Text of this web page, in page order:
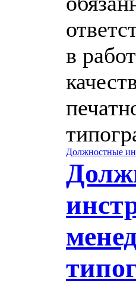
в
Должностные